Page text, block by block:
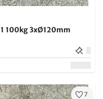
100kg 3xØ120mm
7